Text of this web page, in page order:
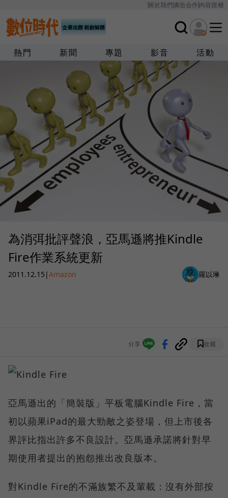
關於我們廣告合作內容授權
熱門 新聞 專題 影音 活動
為消弭批評聲浪，亞馬遜將推Kindle
Fire作業系統更新
2011.12.15 |Amazon 羅以琳
分享 收藏
亞馬遜出的「簡裝版」平板電腦Kindle Fire，當
初以蘋果iPad的最大勁敵之姿登場，但上市後各
界評比指出許多不良設計。亞馬遜承諾將針對早
期使用者提出的抱怨推出改良版本。
對Kindle Fire的不滿族繁不及輩載：沒有外部按